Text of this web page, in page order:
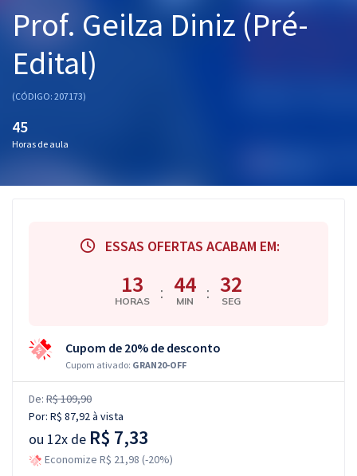
Mentorias
Questões grátis
Aprovados
Prof. Geilza Diniz (Pré-
Edital)
(CÓDIGO: 207173)
45
Horas de aula
ESSAS OFERTAS ACABAM EM:
13
HORAS : 44
MIN : 31
SEG
Cupom de 20% de desconto
Cupom ativado: GRAN20-OFF
De: R$ 109,90
Por: R$ 87,92à vista
ou 12x de R$ 7,33
Economize R$ 21,98 (-20%)